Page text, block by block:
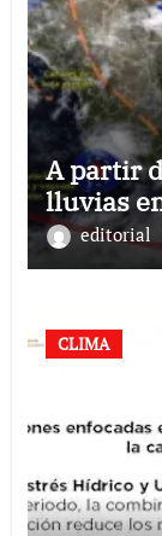
A partir
lluvias
editorial
CLIMA